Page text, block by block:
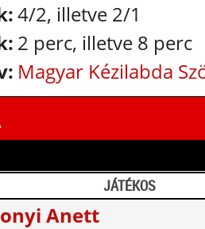
4/2, illetve 2/1
2 perc, illetve 8 perc
Magyar Kézilabda
JÁTÉKOS
Anett